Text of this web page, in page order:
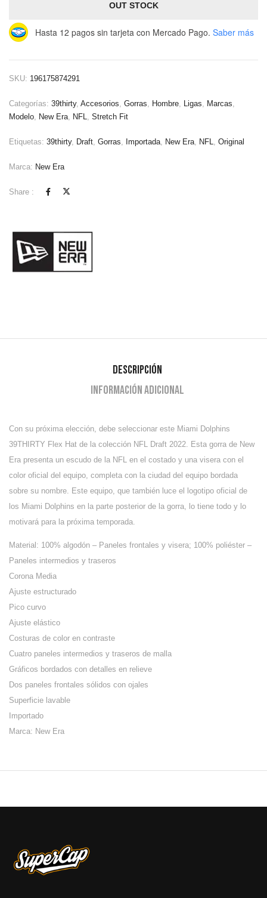
OUT STOCK
Hasta 12 pagos sin tarjeta con Mercado Pago. Saber más
SKU: 196175874291
Categorías: 39thirty, Accesorios, Gorras, Hombre, Ligas, Marcas,
Modelo, New Era, NFL, Stretch Fit
Etiquetas: 39thirty, Draft, Gorras, Importada, New Era, NFL, Original
Marca: New Era
Share :
Descripción
Información adicional
Con su próxima elección, debe seleccionar este Miami Dolphins
39THIRTY Flex Hat de la colección NFL Draft 2022. Esta gorra de New
Era presenta un escudo de la NFL en el costado y una visera con el
color oficial del equipo, completa con la ciudad del equipo bordada
sobre su nombre. Este equipo, que también luce el logotipo oficial de
los Miami Dolphins en la parte posterior de la gorra, lo tiene todo y lo
motivará para la próxima temporada.
Material: 100% algodón – Paneles frontales y visera; 100% poliéster –
Paneles intermedios y traseros
Corona Media
Ajuste estructurado
Pico curvo
Ajuste elástico
Costuras de color en contraste
Cuatro paneles intermedios y traseros de malla
Gráficos bordados con detalles en relieve
Dos paneles frontales sólidos con ojales
Superficie lavable
Importado
Marca: New Era